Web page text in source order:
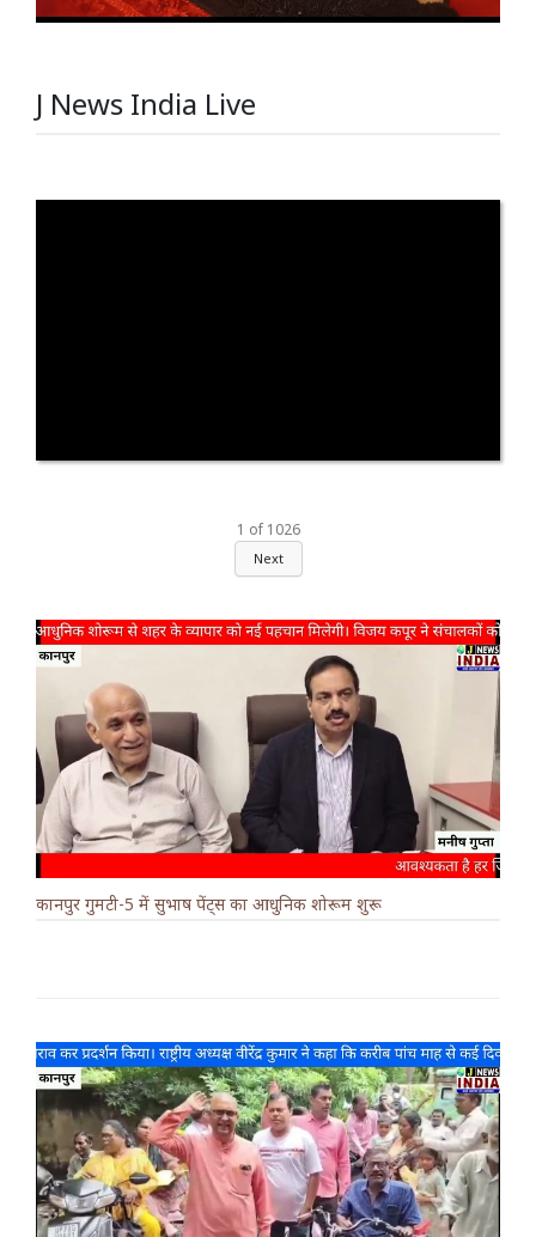
J News India Live
1 of 1026
Next
कानपुर गुमटी-5 में सुभाष पेंट्स का आधुनिक शोरूम शुरू